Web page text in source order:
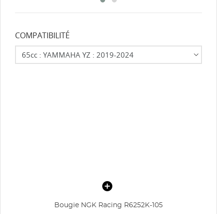
COMPATIBILITÉ
Bougie NGK Racing R6252K-105